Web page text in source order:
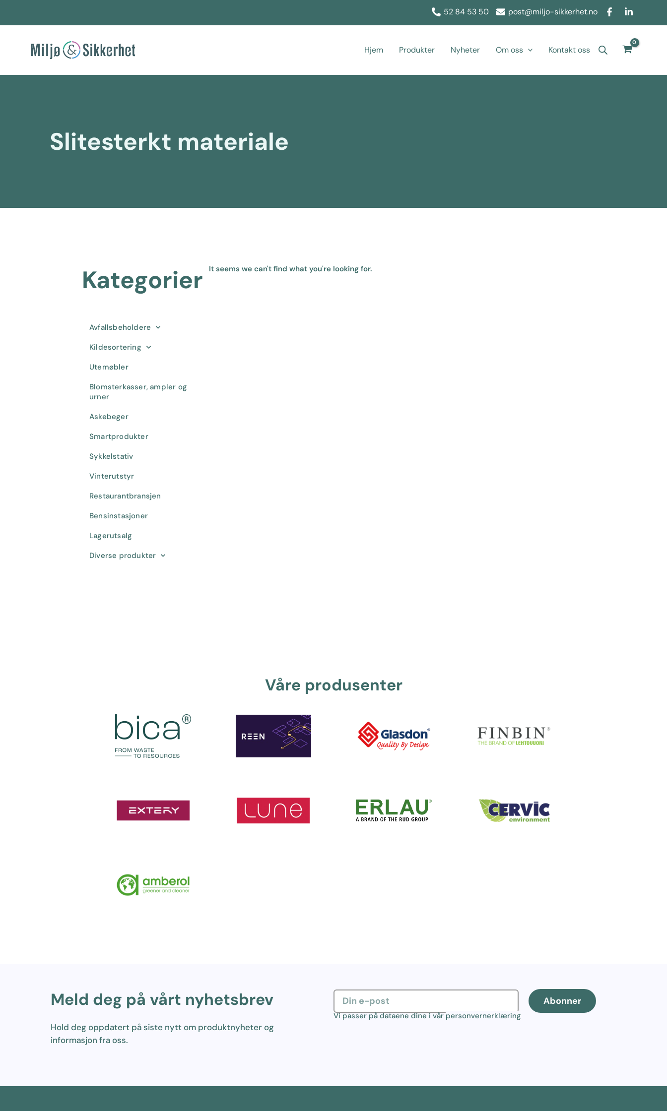
innholdet
52 84 53 50 post@miljo-sikkerhet.no
Hjem Produkter Nyheter Om oss Kontakt oss
Slitesterkt materiale
Kategorier
Avfallsbeholdere
Kildesortering
Utemøbler
Blomsterkasser, ampler og
urner
Askebeger
Smartprodukter
Sykkelstativ
Vinterutstyr
Restaurantbransjen
Bensinstasjoner
Lagerutsalg
Diverse produkter
It seems we can't find what you're looking for.
Våre produsenter
Meld deg på vårt nyhetsbrev
Hold deg oppdatert på siste nytt om produktnyheter og
informasjon fra oss.
Abonner
Vi passer på dataene dine i vårpersonvernerklæring